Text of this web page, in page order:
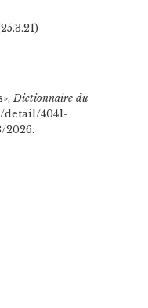
Dictionnaire du
4041-
2026.